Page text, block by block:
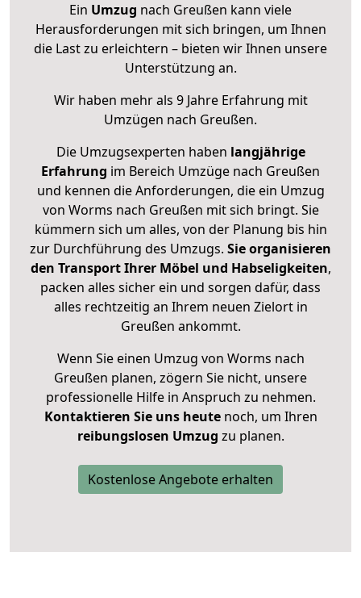
Ein Umzug nach Greußen kann viele
Herausforderungen mit sich bringen, um Ihnen
die Last zu erleichtern – bieten wir Ihnen unsere
Unterstützung an.
Wir haben mehr als 9 Jahre Erfahrung mit
Umzügen nach Greußen.
Die Umzugsexperten haben langjährige
Erfahrung im Bereich Umzüge nach Greußen
und kennen die Anforderungen, die ein Umzug
von Worms nach Greußen mit sich bringt. Sie
kümmern sich um alles, von der Planung bis hin
zur Durchführung des Umzugs. Sie organisieren
den Transport Ihrer Möbel und Habseligkeiten,
packen alles sicher ein und sorgen dafür, dass
alles rechtzeitig an Ihrem neuen Zielort in
Greußen ankommt.
Wenn Sie einen Umzug von Worms nach
Greußen planen, zögern Sie nicht, unsere
professionelle Hilfe in Anspruch zu nehmen.
Kontaktieren Sie uns heutenoch, um Ihren
reibungslosen Umzug zu planen.
Kostenlose Angebote erhalten